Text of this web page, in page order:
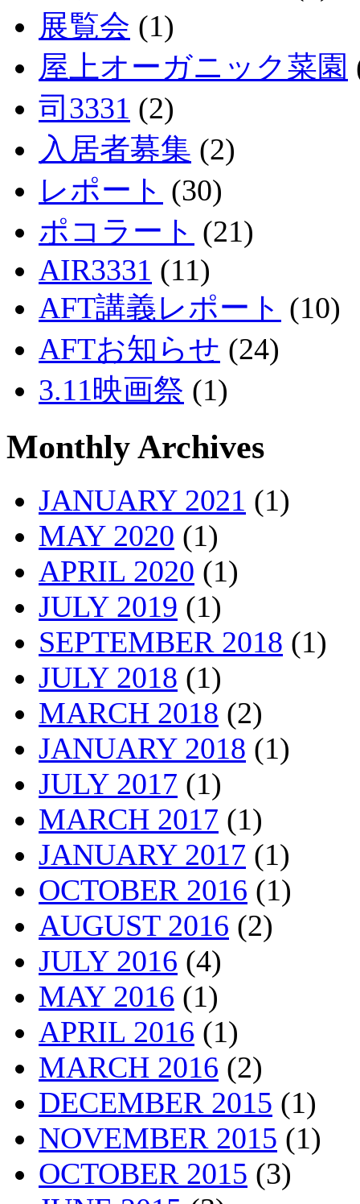
展覧会 (1)
屋上オーガニック菜園
司3331 (2)
入居者募集 (2)
レポート (30)
ポコラート (21)
AIR3331 (11)
AFT講義レポート (10)
AFTお知らせ (24)
3.11映画祭 (1)
Monthly Archives
JANUARY 2021 (1)
MAY 2020 (1)
APRIL 2020 (1)
JULY 2019 (1)
SEPTEMBER 2018 (1)
JULY 2018 (1)
MARCH 2018 (2)
JANUARY 2018 (1)
JULY 2017 (1)
MARCH 2017 (1)
JANUARY 2017 (1)
OCTOBER 2016 (1)
AUGUST 2016 (2)
JULY 2016 (4)
MAY 2016 (1)
APRIL 2016 (1)
MARCH 2016 (2)
DECEMBER 2015 (1)
NOVEMBER 2015 (1)
OCTOBER 2015 (3)